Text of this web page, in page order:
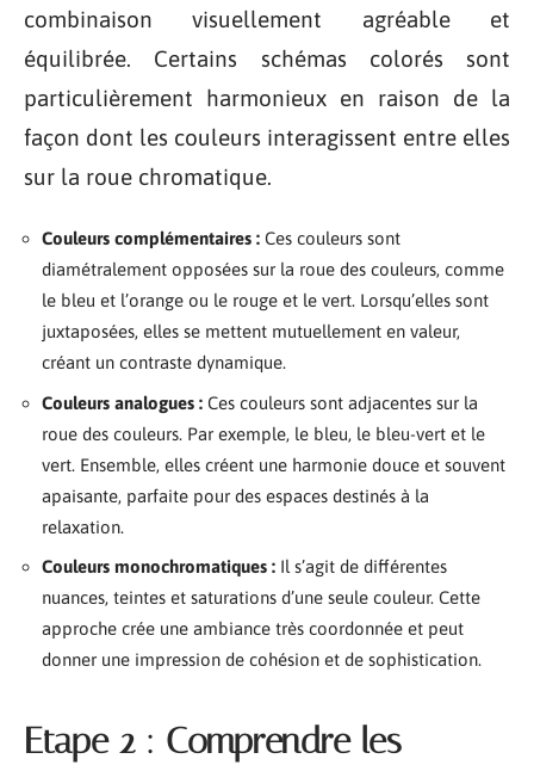
combinaison visuellement agréable et
équilibrée. Certains schémas colorés sont
particulièrement harmonieux en raison de la
façon dont les couleurs interagissent entre elles
sur la roue chromatique.
Couleurs complémentaires : Ces couleurs sont
diamétralement opposées sur la roue des couleurs, comme
le bleu et l’orange ou le rouge et le vert. Lorsqu’elles sont
juxtaposées, elles se mettent mutuellement en valeur,
créant un contraste dynamique.
Couleurs analogues : Ces couleurs sont adjacentes sur la
roue des couleurs. Par exemple, le bleu, le bleu-vert et le
vert. Ensemble, elles créent une harmonie douce et souvent
apaisante, parfaite pour des espaces destinés à la
relaxation.
Couleurs monochromatiques : Il s’agit de différentes
nuances, teintes et saturations d’une seule couleur. Cette
approche crée une ambiance très coordonnée et peut
donner une impression de cohésion et de sophistication.
Etape 2 : Comprendre les